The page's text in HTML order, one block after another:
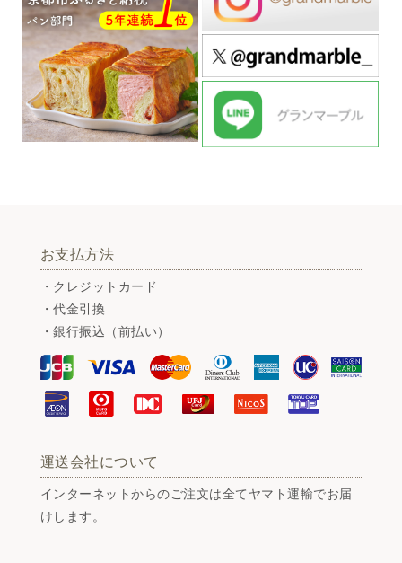
お支払方法
・クレジットカード
・代金引換
・銀行振込（前払い）
運送会社について
インターネットからのご注文は全てヤマト運輸でお届
けします。